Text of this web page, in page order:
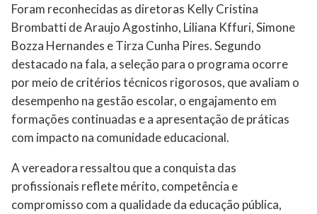
Foram reconhecidas as diretoras Kelly Cristina
Brombatti de Araujo Agostinho, Liliana Kffuri, Simone
Bozza Hernandes e Tirza Cunha Pires. Segundo
destacado na fala, a seleção para o programa ocorre
por meio de critérios técnicos rigorosos, que avaliam o
desempenho na gestão escolar, o engajamento em
formações continuadas e a apresentação de práticas
com impacto na comunidade educacional.
A vereadora ressaltou que a conquista das
profissionais reflete mérito, competência e
compromisso com a qualidade da educação pública,